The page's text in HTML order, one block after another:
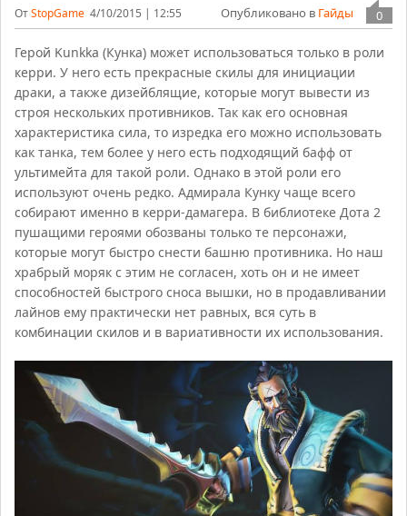
ОтStopGame 4/10/2015 | 12:55 0
Опубликовано в Гайды
Герой Kunkka (Кунка) может использоваться только в роли
керри. У него есть прекрасные скилы для инициации
драки, а также дизейблящие, которые могут вывести из
строя нескольких противников. Так как его основная
характеристика сила, то изредка его можно использовать
как танка, тем более у него есть подходящий бафф от
ультимейта для такой роли. Однако в этой роли его
используют очень редко. Адмирала Кунку чаще всего
собирают именно в керри-дамагера. В библиотеке Дота 2
пушащими героями обозваны только те персонажи,
которые могут быстро снести башню противника. Но наш
храбрый моряк с этим не согласен, хоть он и не имеет
способностей быстрого сноса вышки, но в продавливании
лайнов ему практически нет равных, вся суть в
комбинации скилов и в вариативности их использования.